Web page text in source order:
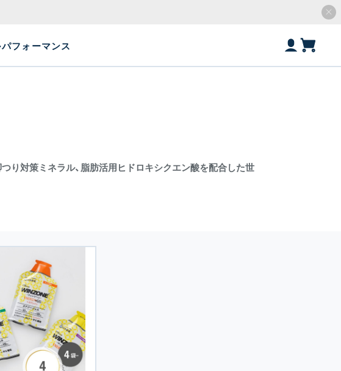
パフォーマンス
り対策ミネラル、脂肪活用ヒドロキシクエン酸を配合した世